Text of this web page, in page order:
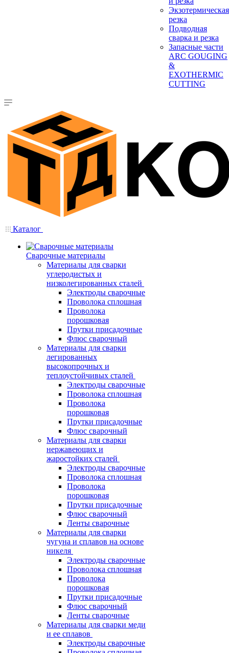
Экзотермическая
резка
Подводная
сварка и резка
Запасные части
ARC GOUGING
&
EXOTHERMIC
CUTTING
Каталог
Сварочные материалы
Материалы для сварки
углеродистых и
низколегированных сталей
Электроды сварочные
Проволока сплошная
Проволока
порошковая
Прутки присадочные
Флюс сварочный
Материалы для сварки
легированных
высокопрочных и
теплоустойчивых сталей
Электроды сварочные
Проволока сплошная
Проволока
порошковая
Прутки присадочные
Флюс сварочный
Материалы для сварки
нержавеющих и
жаростойких сталей
Электроды сварочные
Проволока сплошная
Проволока
порошковая
Прутки присадочные
Флюс сварочный
Ленты сварочные
Материалы для сварки
чугуна и сплавов на основе
никеля
Электроды сварочные
Проволока сплошная
Проволока
порошковая
Прутки присадочные
Флюс сварочный
Ленты сварочные
Материалы для сварки меди
и ее сплавов
Электроды сварочные